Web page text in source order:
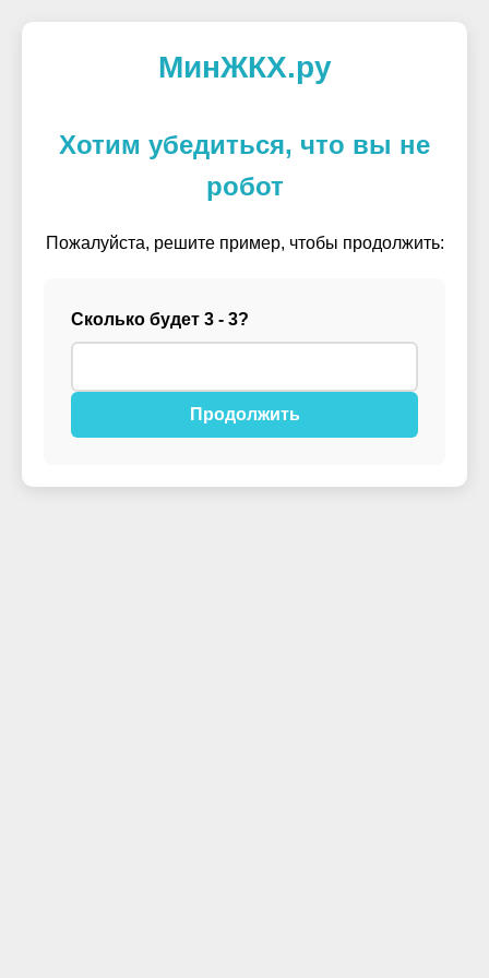
МинЖКХ.ру
Хотим убедиться, что вы не
робот
Пожалуйста, решите пример, чтобы продолжить:
Сколько будет 3 - 3?
Продолжить